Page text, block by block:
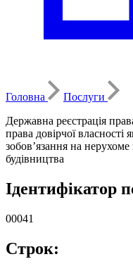
Головна
Послуги
Державна реєстрація
права довірчої власності
зобов’язання на
будівництва
Ідентифікатор
00041
Строк: